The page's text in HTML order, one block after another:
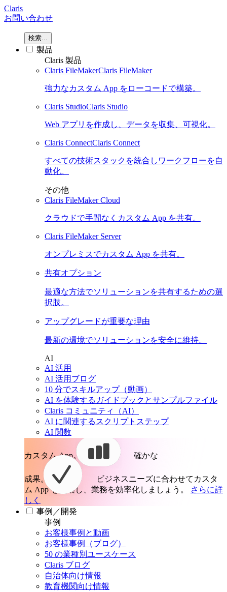
Claris
お問い合わせ
検索...
製品
Claris 製品
Claris FileMakerClaris FileMaker
強力なカスタム App をローコードで構築。
Claris StudioClaris Studio
Web アプリを作成し、データを収集、可視化。
Claris ConnectClaris Connect
すべての技術スタックを統合しワークフローを自
動化。
その他
Claris FileMaker Cloud
クラウドで手間なくカスタム App を共有。
Claris FileMaker Server
オンプレミスでカスタム App を共有。
共有オプション
最適な方法でソリューションを共有するための選
択肢。
アップグレードが重要な理由
最新の環境でソリューションを安全に維持。
AI
AI 活用
AI 活用ブログ
10 分でスキルアップ（動画）
AI を体験するガイドブックとサンプルファイル
Claris コミュニティ（AI）
AI に関連するスクリプトステップ
AI 関数
カスタム App。 確かな
成果。
ビジネスニーズに合わせてカスタ
ム App を構築し、業務を効率化しましょう。
さらに詳
しく
事例／開発
事例
お客様事例と動画
お客様事例（ブログ）
50 の業種別ユースケース
Claris ブログ
自治体向け情報
教育機関向け情報